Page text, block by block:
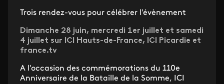
Trois rendez-vous pour célébrer l'évènement
Dimanche 28 juin, mercredi 1er juillet et samedi
4 juillet sur ICI Hauts-de-France, ICI Picardie et
france.tv
A l'occasion des commémorations du 110e
Anniversaire de la Bataille de la Somme, ICI